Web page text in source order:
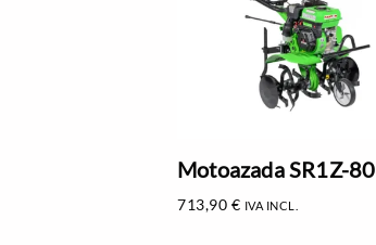
Motoazada SR1Z-80
713,90 € IVA INCL.